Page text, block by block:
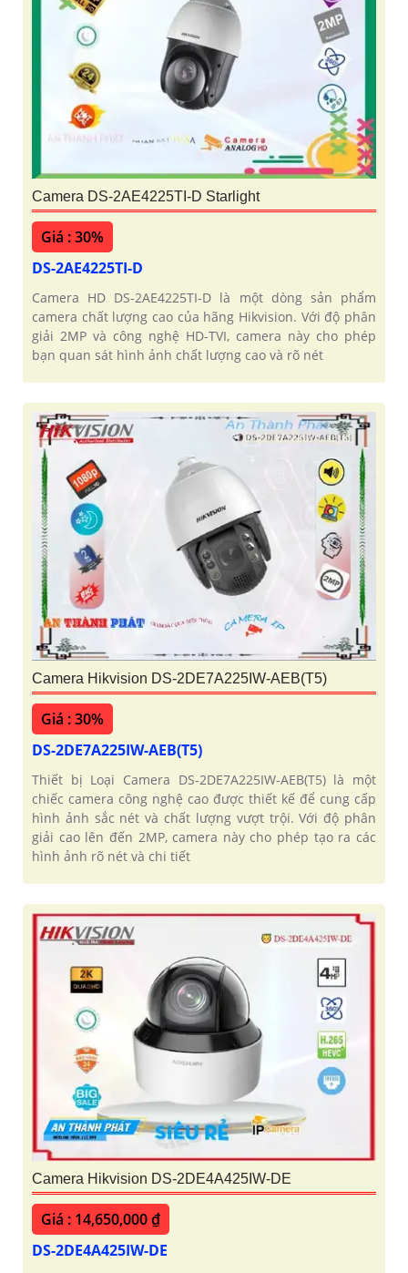
Camera DS-2AE4225TI-D Starlight
Giá : 30%
DS-2AE4225TI-D
Camera HD DS-2AE4225TI-D là một dòng sản phẩm
camera chất lượng cao của hãng Hikvision. Với độ phân
giải 2MP và công nghệ HD-TVI, camera này cho phép
bạn quan sát hình ảnh chất lượng cao và rõ nét
Camera Hikvision DS-2DE7A225IW-AEB(T5)
Giá : 30%
DS-2DE7A225IW-AEB(T5)
Thiết bị Loại Camera DS-2DE7A225IW-AEB(T5) là một
chiếc camera công nghệ cao được thiết kế để cung cấp
hình ảnh sắc nét và chất lượng vượt trội. Với độ phân
giải cao lên đến 2MP, camera này cho phép tạo ra các
hình ảnh rõ nét và chi tiết
Camera Hikvision DS-2DE4A425IW-DE
Giá : 14,650,000 ₫
DS-2DE4A425IW-DE